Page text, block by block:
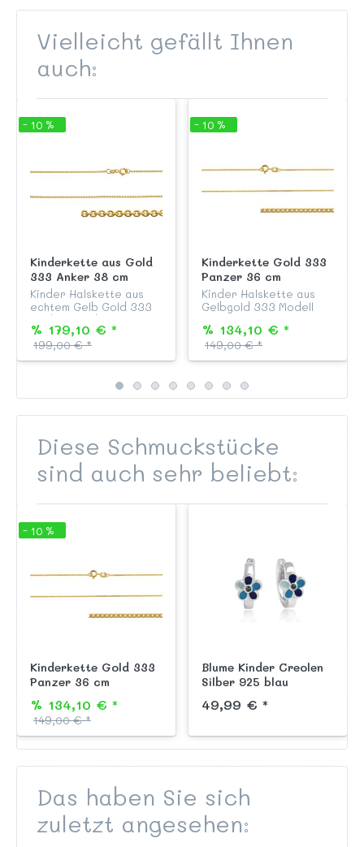
Vielleicht gefällt Ihnen
auch:
- 10 %
Kinderkette aus Gold
333 Anker 38 cm
Kinder Halskette aus
echtem Gelb Gold 333
Modell "Rundanker", 38
cm lang, mit
Federringverschluss
passend zu all unseren
% 179,10 € *
199,00 € *
- 10 %
Kinderkette Gold 333
Panzer 36 cm
Kinder Halskette aus
Gelbgold 333 Modell
zweiseitig diamantiert,
Länge 36 cm, mit
Federringverschluß,
Ketten Anhängern a...
% 134,10 € *
149,00 € *
Diese Schmuckstücke
sind auch sehr beliebt:
- 10 %
Kinderkette Gold 333
Panzer 36 cm
% 134,10 € *
149,00 € *
Blume Kinder Creolen
Silber 925 blau
49,99 € *
Das haben Sie sich
zuletzt angesehen: